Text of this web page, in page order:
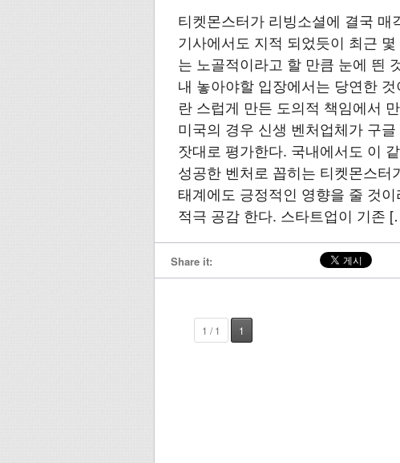
티켓몬스터가 리빙소셜에 결국
기사에서도 지적 되었듯이 최근
는 노골적이라고 할 만큼 눈에 띈
내 놓아야할 입장에서는 당연한
란 스럽게 만든 도의적 책임에서
미국의 경우 신생 벤처업체가 구
잣대로 평가한다. 국내에서도 이
성공한 벤처로 꼽히는 티켓몬스
태계에도 긍정적인 영향을 줄 것
적극 공감 한다. 스타트업이 기존
Share it:
1 / 1 1